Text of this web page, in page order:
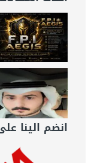
انضم الينا